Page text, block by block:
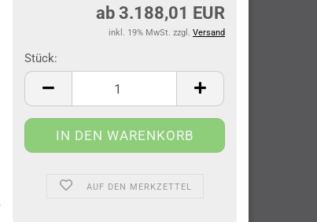
ab 3.188,01 EUR
inkl. 19% MwSt. zzgl. Versand
Stück:
Stück
AUF DEN MERKZETTEL